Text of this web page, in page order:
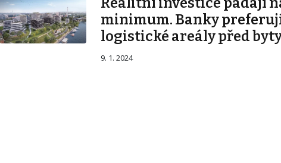
minimum. Banky
logistické areály před
9. 1. 2024